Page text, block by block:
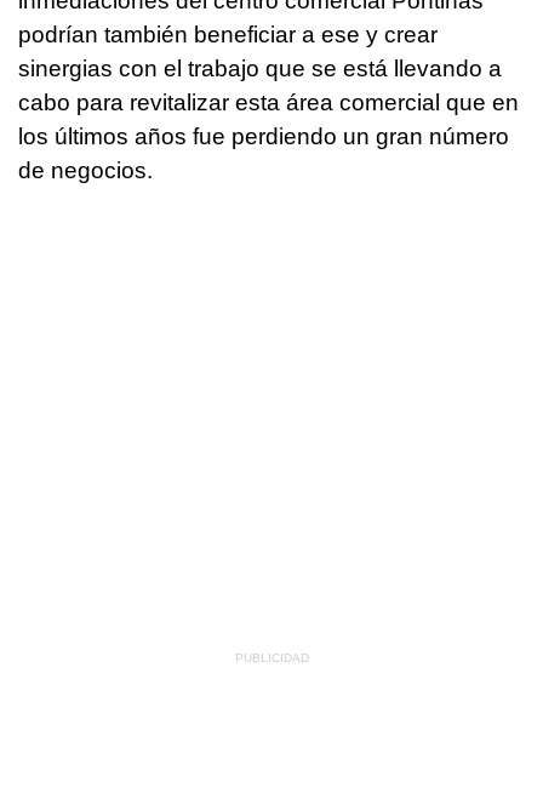
podrían también beneficiar a ese y crear
sinergias con el trabajo que se está llevando a
cabo para revitalizar esta área comercial que en
los últimos años fue perdiendo un gran número
de negocios.